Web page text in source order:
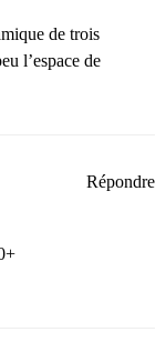
de trois
l’espace de
Répondre